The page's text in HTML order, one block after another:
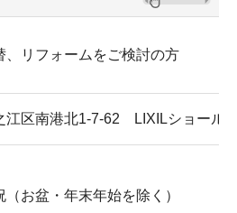
、リフォームをご検討の方
江区南港北1-7-62 LIXILショール
（お盆・年末年始を除く）